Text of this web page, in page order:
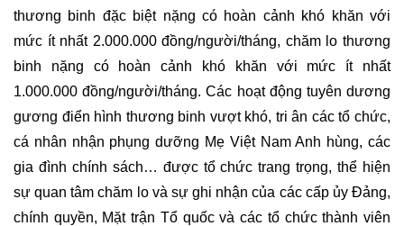
thương binh đặc biệt nặng có hoàn cảnh khó khăn với
mức ít nhất 2.000.000 đồng/người/tháng, chăm lo thương
binh nặng có hoàn cảnh khó khăn với mức ít nhất
1.000.000 đồng/người/tháng. Các hoạt động tuyên dương
gương điển hình thương binh vượt khó, tri ân các tổ chức,
cá nhân nhận phụng dưỡng Mẹ Việt Nam Anh hùng, các
gia đình chính sách… được tổ chức trang trọng, thể hiện
sự quan tâm chăm lo và sự ghi nhận của các cấp ủy Đảng,
chính quyền, Mặt trận Tổ quốc và các tổ chức thành viên